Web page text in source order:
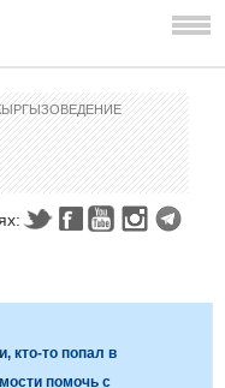
кто-то попал в
помочь с